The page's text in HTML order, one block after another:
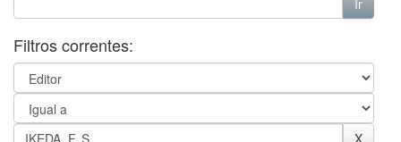
Filtros correntes: